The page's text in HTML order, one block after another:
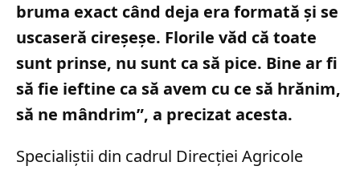
bruma exact când deja era formată şi se
uscaseră cireşeşe. Florile văd că toate
sunt prinse, nu sunt ca să pice. Bine ar fi
să fie ieftine ca să avem cu ce să hrănim,
să ne mândrim”, a precizat acesta.
Specialiștii din cadrul Direcției Agricole